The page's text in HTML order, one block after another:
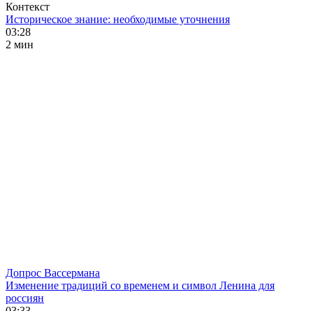
Контекст
Историческое знание: необходимые уточнения
03:28
2 мин
Допрос Вассермана
Изменение традиций со временем и символ Ленина для
россиян